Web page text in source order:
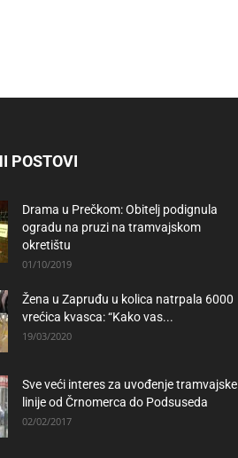
POSTOVI
Drama u Prečkom: Obitelj podignula
ogradu na pruzi na tramvajskom
okretištu
01/10/2019
Žena u Zapruđu u kolica natrpala 6000
vrećica kvasca: “Kako vas...
19/03/2020
Sve veći interes za uvođenje tramvajske
linije od Črnomerca do Podsuseda
02/02/2017